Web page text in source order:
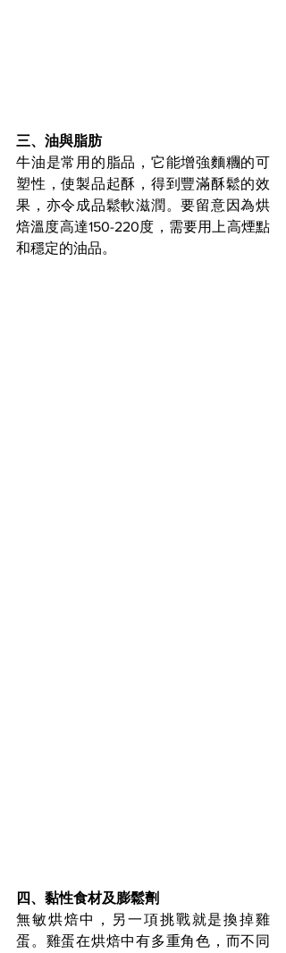
三、油與脂肪
牛油是常用的脂品，它能增強麵糰的可
塑性，使製品起酥，得到豐滿酥鬆的效
果，亦令成品鬆軟滋潤。要留意因為烘
焙溫度高達150-220度，需要用上高煙點
和穩定的油品。
四、黏性食材及膨鬆劑
無敏烘焙中，另一項挑戰就是換掉雞
蛋。雞蛋在烘焙中有多重角色，而不同